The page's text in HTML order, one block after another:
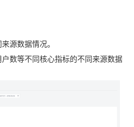
源数据情况。
数等不同核心指标的不同来源数据